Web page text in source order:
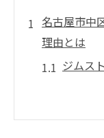
名古屋市中
理由とは
ジムス
地域密